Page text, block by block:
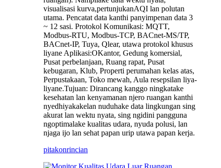
visualisasi kurva,pertunjukanAQI lan polutan
utama. Pencatat data kanthi panyimpenan data 3
~ 12 sasi. Protokol Komunikasi: MQTT,
Modbus-RTU, Modbus-TCP, BACnet-MS/TP,
BACnet-IP, Tuya, Qlear, utawa protokol khusus
liyane Aplikasi:OKantor, Gedung komersial,
Pusat perbelanjaan, Ruang rapat, Pusat
kebugaran, Klub, Properti perumahan kelas atas,
Perpustakaan, Toko mewah, Aula resepsilan liya-
liyane.Tujuan: Dirancang kanggo ningkatake
kesehatan lan kenyamanan njero ruangan kanthi
nyedhiyakakelan nuduhake data lingkungan sing
akurat lan wektu nyata, sing ngidini pangguna
ngoptimalake kualitas udara, nyuda polusi, lan
njaga ijo lan sehat papan urip utawa papan kerja.
pitakonrincian